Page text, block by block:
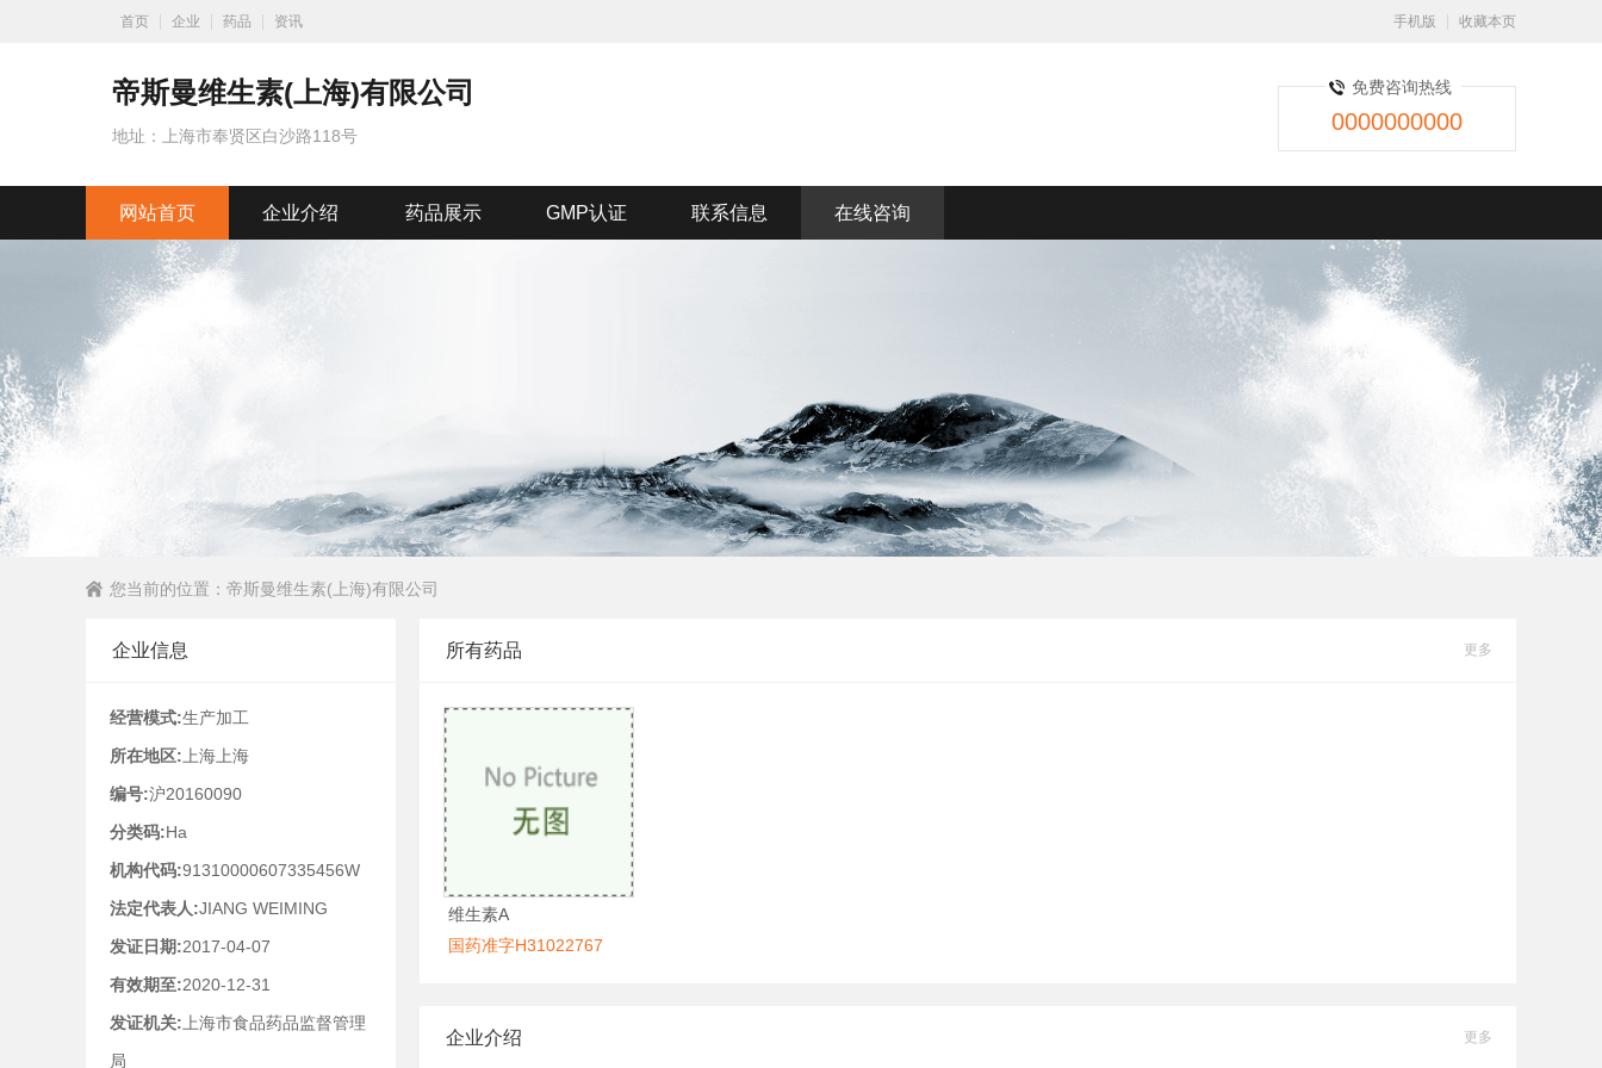
首页 企业 药品 资讯 手机版 收藏本页
帝斯曼维生素(上海)有限公司
地址：上海市奉贤区白沙路118号
免费咨询热线
0000000000
网站首页 企业介绍 药品展示 GMP认证 联系信息 在线咨询
您当前的位置： 帝斯曼维生素(上海)有限公司
所有药品 更多
维生素A
国药准字H31022767
企业介绍 更多
企业信息
经营模式:生产加工
所在地区: 上海上海
编号:沪20160090
分类码:Ha
机构代码:91310000607335456W
法定代表人:JIANG WEIMING
发证日期:2017-04-07
有效期至:2020-12-31
发证机关: 上海市食品药品监督管理
局